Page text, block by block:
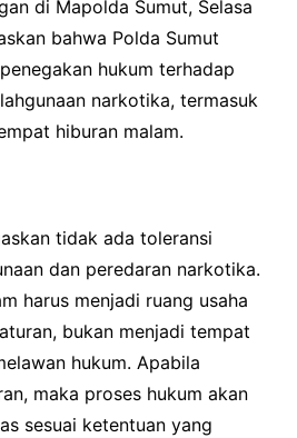
di Mapolda Sumut, Selasa
bahwa Polda Sumut
hukum terhadap
narkotika, termasuk
hiburan malam.
tidak ada toleransi
dan peredaran narkotika.
harus menjadi ruang usaha
bukan menjadi tempat
hukum. Apabila
maka proses hukum akan
sesuai ketentuan yang